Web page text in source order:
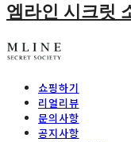
엠라인 시크릿
쇼핑하기
리얼리뷰
문의사항
공지사항